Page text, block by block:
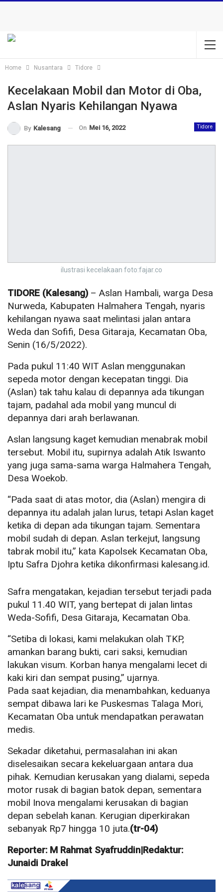
Home Nusantara Tidore
Kecelakaan Mobil dan Motor di Oba,
Aslan Nyaris Kehilangan Nyawa
Tidore
By Kalesang On Mei 16, 2022
ilustrasi kecelakaan foto:fajar.co
TIDORE (Kalesang) – Aslan Hambali, warga Desa
Nurweda, Kabupaten Halmahera Tengah, nyaris
kehilangan nyawa saat melintasi jalan antara
Weda dan Sofifi, Desa Gitaraja, Kecamatan Oba,
Senin (16/5/2022).
Pada pukul 11:40 WIT Aslan menggunakan
sepeda motor dengan kecepatan tinggi. Dia
(Aslan) tak tahu kalau di depannya ada tikungan
tajam, padahal ada mobil yang muncul di
depannya dari arah berlawanan.
Aslan langsung kaget kemudian menabrak mobil
tersebut. Mobil itu, supirnya adalah Atik Iswanto
yang juga sama-sama warga Halmahera Tengah,
Desa Woekob.
“Pada saat di atas motor, dia (Aslan) mengira di
depannya itu adalah jalan lurus, tetapi Aslan kaget
ketika di depan ada tikungan tajam. Sementara
mobil sudah di depan. Aslan terkejut, langsung
tabrak mobil itu,” kata Kapolsek Kecamatan Oba,
Iptu Safra Djohra ketika dikonfirmasi kalesang.id.
Safra mengatakan, kejadian tersebut terjadi pada
pukul 11.40 WIT, yang bertepat di jalan lintas
Weda-Sofifi, Desa Gitaraja, Kecamatan Oba.
“Setiba di lokasi, kami melakukan olah TKP,
amankan barang bukti, cari saksi, kemudian
lakukan visum. Korban hanya mengalami lecet di
kaki kiri dan sempat pusing,” ujarnya.
Pada saat kejadian, dia menambahkan, keduanya
sempat dibawa lari ke Puskesmas Talaga Mori,
Kecamatan Oba untuk mendapatkan perawatan
medis.
Sekadar diketahui, permasalahan ini akan
diselesaikan secara kekeluargaan antara dua
pihak. Kemudian kerusakan yang dialami, sepeda
motor rusak di bagian batok depan, sementara
mobil Inova mengalami kerusakan di bagian
depan sebelah kanan. Kerugian diperkirakan
sebanyak Rp7 hingga 10 juta.(tr-04)
Reporter: M Rahmat Syafruddin|Redaktur:
Junaidi Drakel